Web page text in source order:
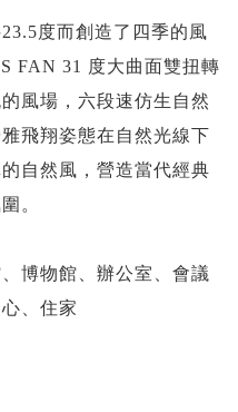
度而創造了四季的風
FAN 31 度大曲面雙扭轉
風場，六段速仿生自然
飛翔姿態在自然光線下
自然風，營造當代經典
。
博物館、辦公室、會議
、住家